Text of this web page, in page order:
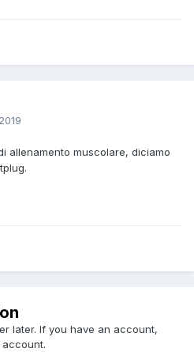
allenamento muscolare, diciamo
later. If you have an account,